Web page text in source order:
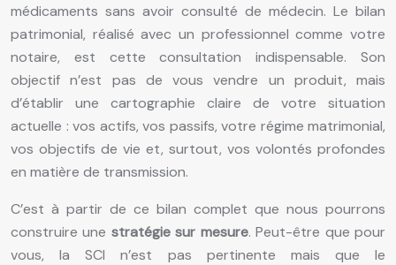
médicaments sans avoir consulté de médecin. Le bilan
patrimonial, réalisé avec un professionnel comme votre
notaire, est cette consultation indispensable. Son
objectif n’est pas de vous vendre un produit, mais
d’établir une cartographie claire de votre situation
actuelle : vos actifs, vos passifs, votre régime matrimonial,
vos objectifs de vie et, surtout, vos volontés profondes
en matière de transmission.
C’est à partir de ce bilan complet que nous pourrons
construire une stratégie sur mesure. Peut-être que pour
vous, la SCI n’est pas pertinente mais que le